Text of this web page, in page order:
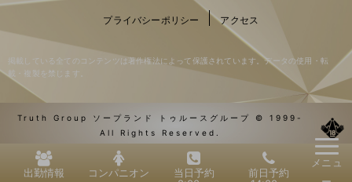
プライバシーポリシー アクセス
掲載している全てのコンテンツは著作権法によって保護されています。データの使用・転
載・複製を禁じます。
Truth Group ソープランド トゥルースグループ © 1999-
All Rights Reserved.
メニュ
出勤情報 コンパニオン
当日予約
前日予約